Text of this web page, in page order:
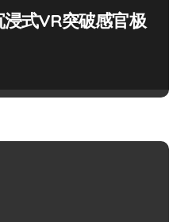
式VR突破感官极